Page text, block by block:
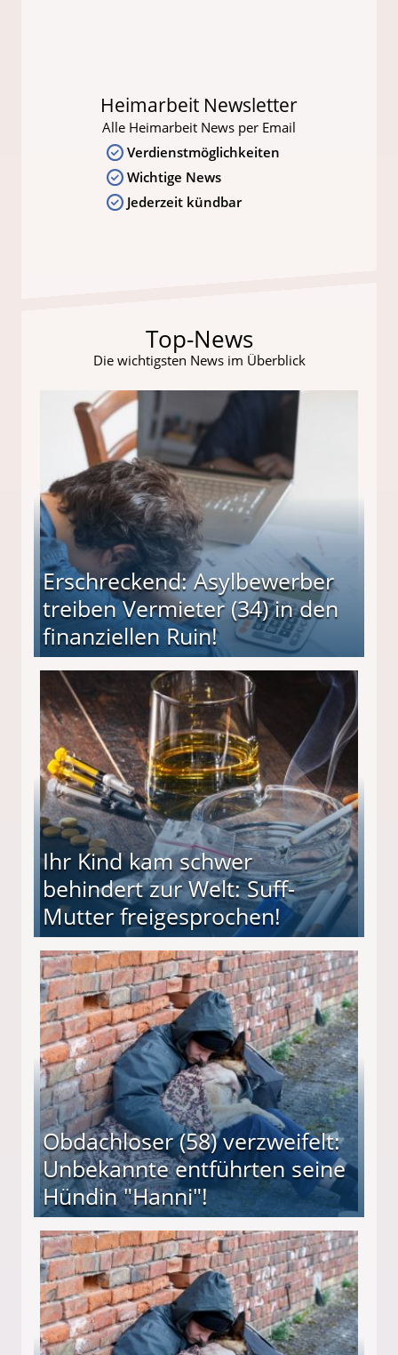
Heimarbeit Newsletter
Alle Heimarbeit News per Email
Verdienstmöglichkeiten
Wichtige News
Jederzeit kündbar
Top-News
Die wichtigsten News im Überblick
Erschreckend: Asylbewerber
treiben Vermieter (34) in den
finanziellen Ruin!
(34) in den finanziellen Ruin!
Ihr Kind kam schwer
behindert zur Welt: Suff-
Mutter freigesprochen!
Mutter freigesprochen!
Obdachloser (58) verzweifelt:
Unbekannte entführten seine
Hündin "Hanni"!
entführten seine Hündin "Hanni"!